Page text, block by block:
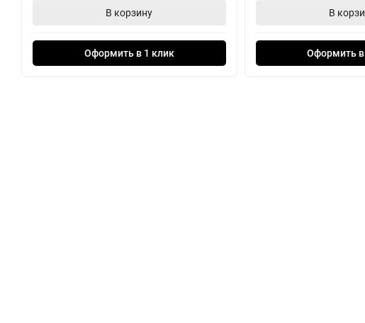
В корзину
Оформить в 1 клик
В
Оформить в